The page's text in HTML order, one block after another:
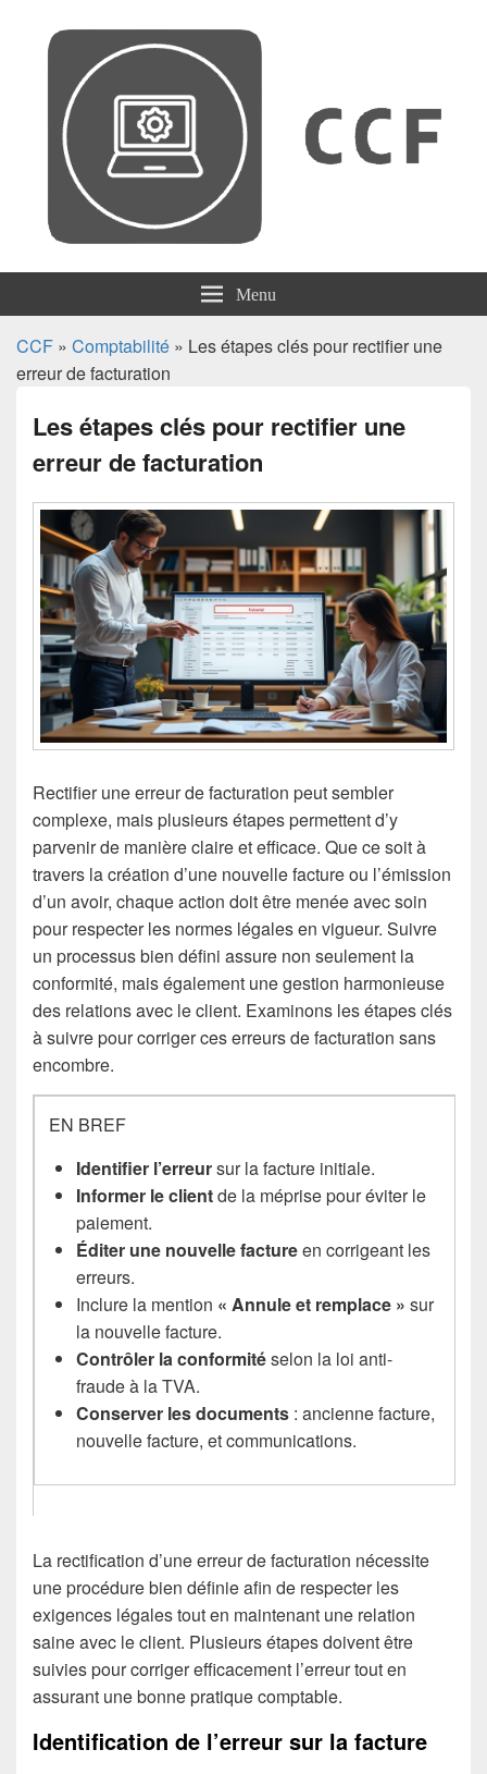
CCF Menu
CCF » Comptabilité » Les étapes clés pour rectifier une
erreur de facturation
Les étapes clés pour rectifier une
erreur de facturation
Rectifier une erreur de facturation peut sembler
complexe, mais plusieurs étapes permettent d’y
parvenir de manière claire et efficace. Que ce soit à
travers la création d’une nouvelle facture ou l’émission
d’un avoir, chaque action doit être menée avec soin
pour respecter les normes légales en vigueur. Suivre
un processus bien défini assure non seulement la
conformité, mais également une gestion harmonieuse
des relations avec le client. Examinons les étapes clés
à suivre pour corriger ces erreurs de facturation sans
encombre.
EN BREF
Identifier l’erreursur la facture initiale.
Informer le clientde la méprise pour éviter le
paiement.
Éditer une nouvelle factureen corrigeant les
erreurs.
Inclure la mention « Annule et remplace » sur
la nouvelle facture.
Contrôler la conformitéselon la loi anti-
fraude à la TVA.
Conserver les documents : ancienne facture,
nouvelle facture, et communications.
La rectification d’une erreur de facturation nécessite
une procédure bien définie afin de respecter les
exigences légales tout en maintenant une relation
saine avec le client. Plusieurs étapes doivent être
suivies pour corriger efficacement l’erreur tout en
assurant une bonne pratique comptable.
Identification de l’erreur sur la facture